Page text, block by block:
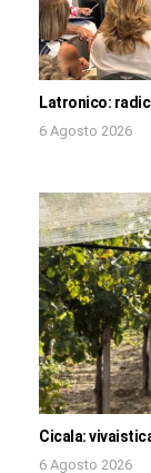
Latronico:
6 Agosto 2026
Cicala:
6 Agosto 2026